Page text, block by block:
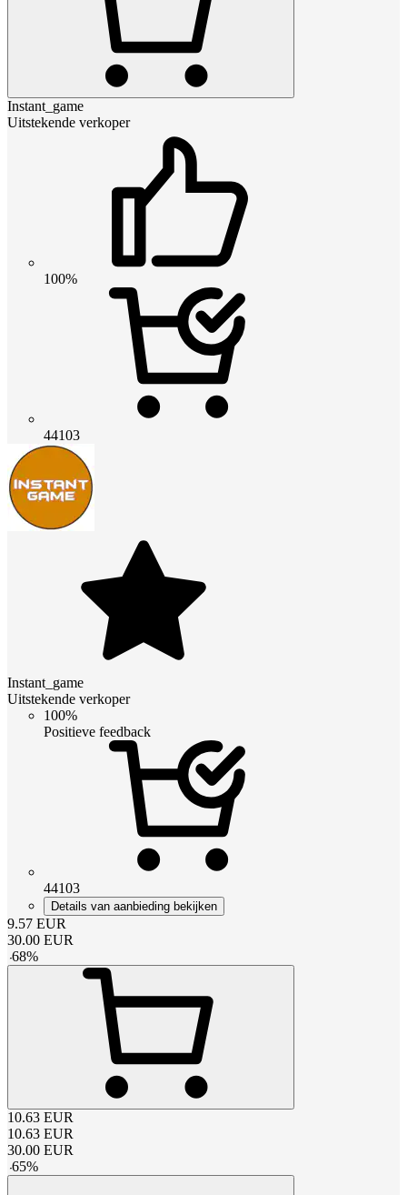
Instant_game
Uitstekende verkoper
100%
44103
Instant_game
Uitstekende verkoper
100%
Positieve feedback
44103
Details van aanbieding bekijken
9.57 EUR
30.00 EUR
-68%
10.63 EUR
10.63 EUR
30.00 EUR
-65%